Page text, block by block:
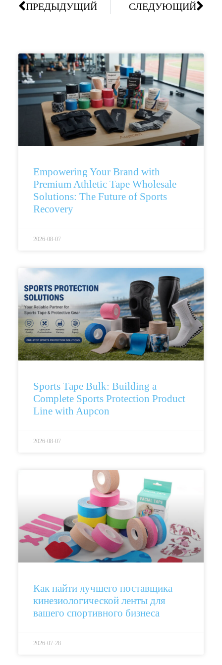
ПРЕДЫДУЩИЙ СЛЕДУЮЩИЙ
Empowering Your Brand with
Premium Athletic Tape Wholesale
Solutions: The Future of Sports
Recovery
2026-08-07
Sports Tape Bulk: Building a
Complete Sports Protection Product
Line with Aupcon
2026-08-07
Как найти лучшего поставщика
кинезиологической ленты для
вашего спортивного бизнеса
2026-07-28